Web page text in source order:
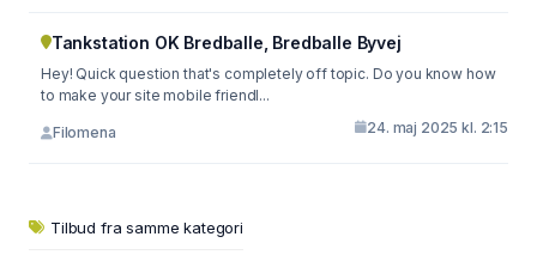
Tankstation OK Bredballe, Bredballe Byvej
Hey! Quick question that's completely off topic. Do you know how
to make your site mobile friendl...
Filomena 24. maj 2025 kl. 2:15
Tilbud fra samme kategori